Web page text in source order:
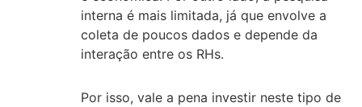
interna é mais limitada, já que envolve a
coleta de poucos dados e depende da
interação entre os RHs.
Por isso, vale a pena investir neste tipo de